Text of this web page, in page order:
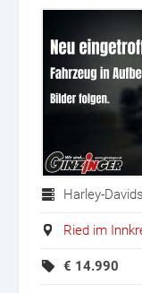
Harley-
Ried im
€ 14.990